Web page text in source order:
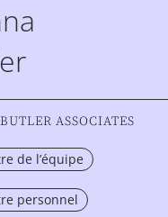
ASSOCIATES
de l’équipe
personnel